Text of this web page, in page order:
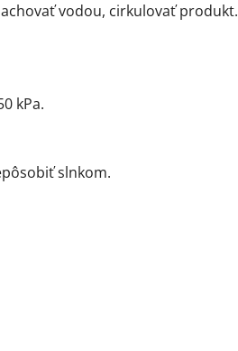
vodou, cirkulovať produkt.
kPa.
slnkom.